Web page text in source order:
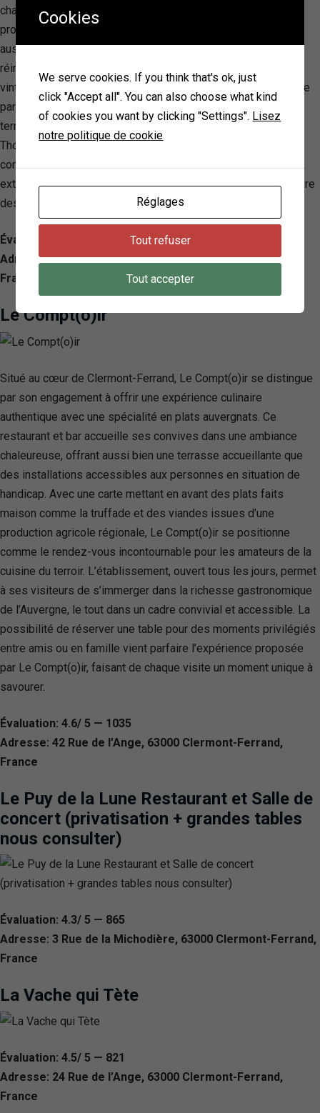
chaque semaine. En plus de sa cuisine raffinée, le bistrot
propose une sélection de vins variée, capable de satisfaire
aussi bien les palais avertis que les novices, dans un cadre
réinventé par l’architecte Sarah Robalo en un cocon design et
vintage. Lard et la Manière se veut un lieu de convivialité et de
partage, où l’on vient pour savourer des mets délicats en
terrasse ou en intérieur, guidé par l’accueil chaleureux de
Thomas et son équipe. Ce lieu se présente non seulement
comme une adresse gourmande mais aussi comme une
extension de chez soi, où l’on se retrouve entre amis pour vivre
des moments de pure gourmandise.
Évaluation: 4.6/ 5 — 1049
Adresse: 6 Rue des Minimes, 63000 Clermont-Ferrand,
France
Le Compt(o)ir
Situé au cœur de Clermont-Ferrand, Le Compt(o)ir se distingue
par son engagement à offrir une expérience culinaire
authentique avec une spécialité en plats auvergnats. Ce
restaurant et bar accueille ses convives dans une ambiance
chaleureuse, offrant aussi bien une terrasse accueillante que
des installations accessibles aux personnes en situation de
handicap. Avec une carte mettant en avant des plats faits
maison comme la truffade et des viandes issues d’une
production agricole régionale, Le Compt(o)ir se positionne
comme le rendez-vous incontournable pour les amateurs de la
cuisine du terroir. L’établissement, ouvert tous les jours, permet
à ses visiteurs de s’immerger dans la richesse gastronomique
de l’Auvergne, le tout dans un cadre convivial et accessible. La
possibilité de réserver une table pour des moments privilégiés
entre amis ou en famille vient parfaire l’expérience proposée
par Le Compt(o)ir, faisant de chaque visite un moment unique à
savourer.
Évaluation: 4.6/ 5 — 1035
Adresse: 42 Rue de l’Ange, 63000 Clermont-Ferrand,
France
Le Puy de la Lune Restaurant et Salle de
concert (privatisation + grandes tables
nous consulter)
Évaluation: 4.3/ 5 — 865
Adresse: 3 Rue de la Michodière, 63000 Clermont-Ferrand,
France
La Vache qui Tète
Évaluation: 4.5/ 5 — 821
Adresse: 24 Rue de l’Ange, 63000 Clermont-Ferrand,
France
Cookies
We serve cookies. If you think that's ok, just
click "Accept all". You can also choose what kind
of cookies you want by clicking "Settings". Lisez
notre politique de cookie
Réglages
Tout refuser
Tout accepter